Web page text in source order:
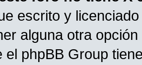
escrito y
alguna otra
el phpBB Group